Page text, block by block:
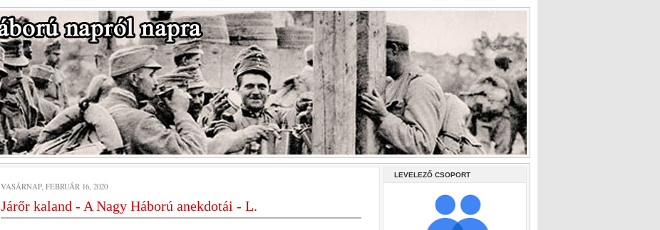
VASÁRNAP, FEBRUÁR 16, 2020
Járőr kaland - A Nagy Háború anekdotái - L.
LEVELEZŐ CSOPORT